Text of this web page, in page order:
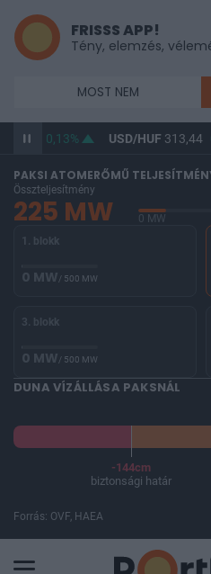
FRISSS APP!
Tény, elemzés,
MOST NEM
0,13% USD/HUF313,44
PAKSI ATOMERŐMŰ
Összteljesítmény
225 MW 0 MW
1. blokk
0 MW/ 500 MW
3. blokk
0 MW/ 500 MW
DUNA VÍZÁLLÁSA PAKSNÁL
-144cm
biztonsági határ
Forrás: OVF, HAEA